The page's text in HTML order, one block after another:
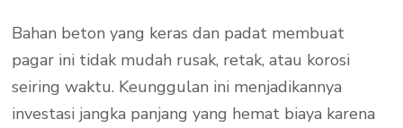
Bahan beton yang keras dan padat membuat
pagar ini tidak mudah rusak, retak, atau korosi
seiring waktu. Keunggulan ini menjadikannya
investasi jangka panjang yang hemat biaya karena